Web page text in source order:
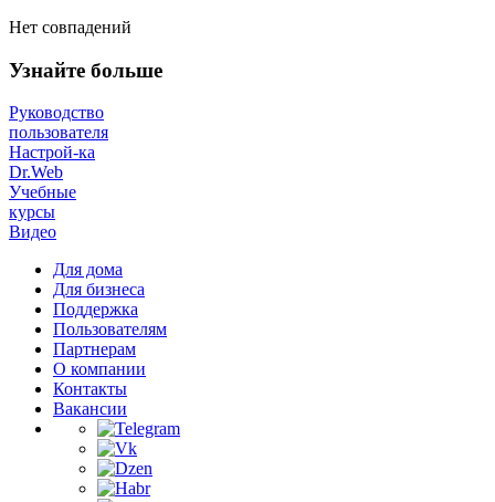
Нет совпадений
Узнайте больше
Руководство
пользователя
Настрой-ка
Dr.Web
Учебные
курсы
Видео
Для дома
Для бизнеса
Поддержка
Пользователям
Партнерам
О компании
Контакты
Вакансии